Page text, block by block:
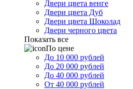
Двери цвета венге
Двери цвета Дуб
Двери цвета Шоколад
Двери черного цвета
Показать все
По цене
До 10 000 рублей
До 20 000 рублей
До 40 000 рублей
От 40 000 рублей